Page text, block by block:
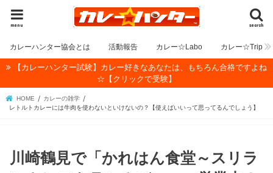
search
menu
カレーハンター協会とは 活動報告 カレー☆Labo カレー☆Trip
【カレーハンター試験】カレー好きなあなたは、もちろん合格ですよね
☆【クリックで受験】
HOME
カレーの雑学
レトルトカレーには牛肉を使わないといけないの？【使えばいいって思ってるんでしょう】
川崎鶴見で「かれはん食堂～スリラ